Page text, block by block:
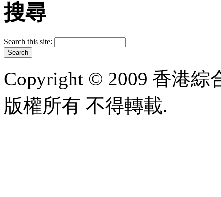
搜尋
Search this site:
Copyright © 2009 香港綜
版權所有 不得轉載.